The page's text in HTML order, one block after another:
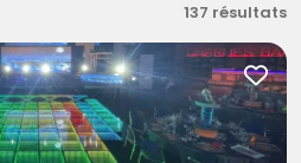
137 résultats